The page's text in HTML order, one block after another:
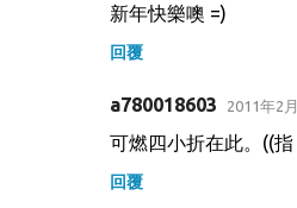
新年快樂噢 =)
回覆
a780018603 2011年2
可燃四小折在此。((指
回覆